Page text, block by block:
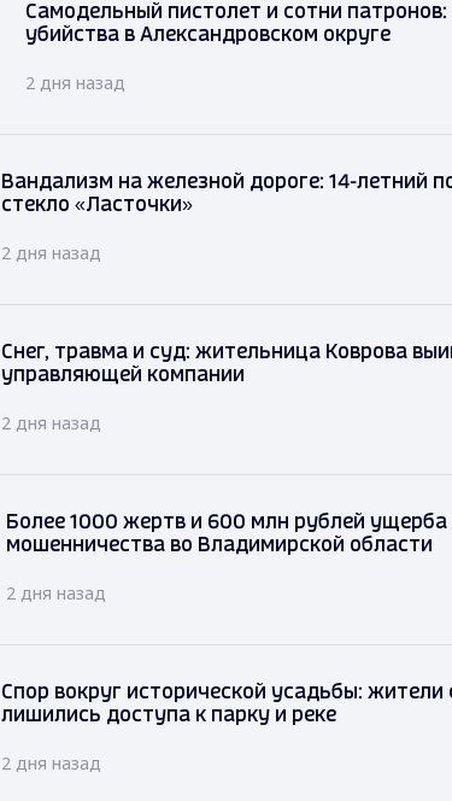
Самодельный пистолет и сотни
убийства в Александровском округе
2 дня назад
Вандализм на железной дороге: 14-летний
стекло «Ласточки»
2 дня назад
Снег, травма и суд: жительница Коврова
управляющей компании
2 дня назад
Более 1000 жертв и 600 млн рублей
мошенничества во Владимирской области
2 дня назад
Спор вокруг исторической усадьбы: жители
лишились доступа к парку и реке
2 дня назад